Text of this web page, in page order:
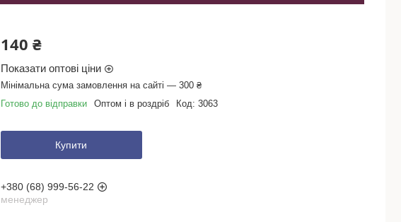
140 ₴
Показати оптові ціни
Мінімальна сума замовлення на сайті — 300 ₴
Готово до відправки
Оптом і в роздріб Код: 3063
Купити
+380 (68) 999-56-22
менеджер